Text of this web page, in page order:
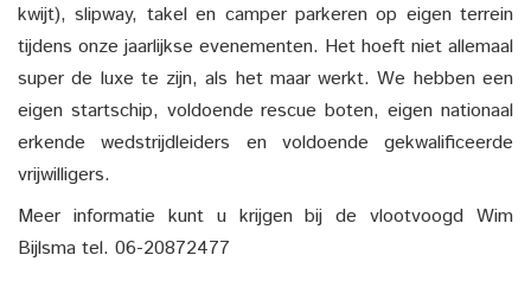
kwijt), slipway, takel en camper parkeren op eigen terrein
tijdens onze jaarlijkse evenementen. Het hoeft niet allemaal
super de luxe te zijn, als het maar werkt. We hebben een
eigen startschip, voldoende rescue boten, eigen nationaal
erkende wedstrijdleiders en voldoende gekwalificeerde
vrijwilligers.
Meer informatie kunt u krijgen bij de vlootvoogd Wim
Bijlsma tel. 06-20872477